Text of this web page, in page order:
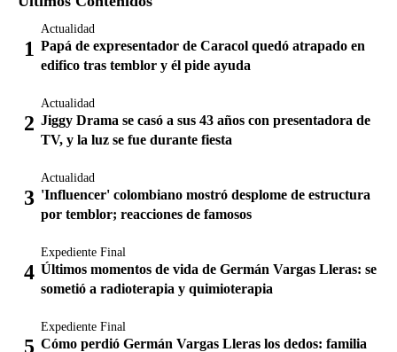
Actualidad
Papá de expresentador de Caracol quedó atrapado en
edifico tras temblor y él pide ayuda
Actualidad
Jiggy Drama se casó a sus 43 años con presentadora de
TV, y la luz se fue durante fiesta
Actualidad
'Influencer' colombiano mostró desplome de estructura
por temblor; reacciones de famosos
Expediente Final
Últimos momentos de vida de Germán Vargas Lleras: se
sometió a radioterapia y quimioterapia
Expediente Final
Cómo perdió Germán Vargas Lleras los dedos: familia